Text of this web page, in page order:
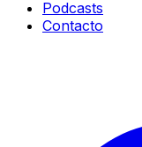
Podcasts
Contacto